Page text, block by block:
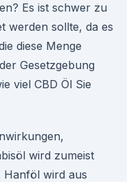
Es ist schwer zu
werden sollte, da es
diese Menge
Gesetzgebung
viel CBD Öl Sie
wird zumeist
Hanföl wird aus